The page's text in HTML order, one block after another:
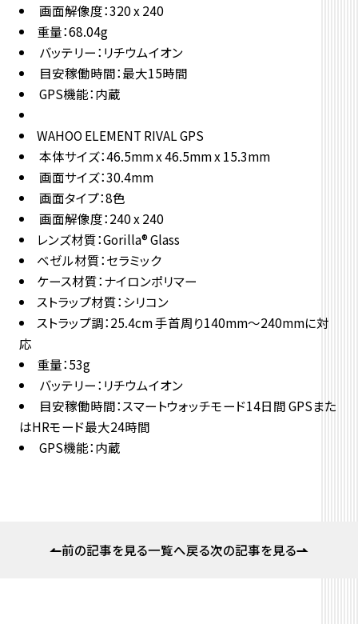
画面解像度：320 x 240
重量：68.04g
バッテリー：リチウムイオン
目安稼働時間：最大15時間
GPS機能：内蔵
WAHOO ELEMENT RIVAL GPS
本体サイズ：46.5mm x 46.5mm x 15.3mm
画面サイズ：30.4mm
画面タイプ：8色
画面解像度：240 x 240
レンズ材質：Gorilla® Glass
ベゼル材質：セラミック
ケース材質：ナイロンポリマー
ストラップ材質：シリコン
ストラップ調：25.4cm 手首周り140mm～240mmに対
応
重量：53g
バッテリー：リチウムイオン
目安稼働時間：スマートウォッチモード14日間 GPSまた
はHRモード最大24時間
GPS機能：内蔵
前の記事を見る一覧へ戻る次の記事を見る